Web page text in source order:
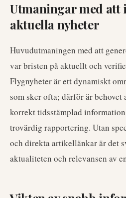
Utmaningar med att
aktuella nyheter
Huvudutmaningen med att
var bristen på aktuellt och
Flygnyheter är ett dynamiskt
som sker ofta; därför är behovet
korrekt tidsstämplad
trovärdig rapportering. Utan
och direkta artikellänkar är det
aktualiteten och relevansen av